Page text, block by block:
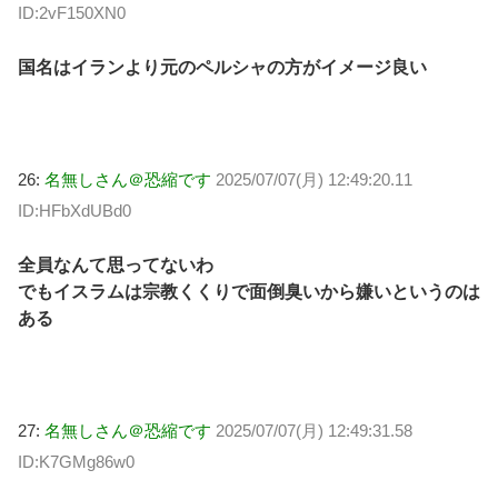
ID:2vF150XN0
国名はイランより元のペルシャの方がイメージ良い
26: 名無しさん＠恐縮です 2025/07/07(月) 12:49:20.11
ID:HFbXdUBd0
全員なんて思ってないわ
でもイスラムは宗教くくりで面倒臭いから嫌いというのは
ある
27: 名無しさん＠恐縮です 2025/07/07(月) 12:49:31.58
ID:K7GMg86w0